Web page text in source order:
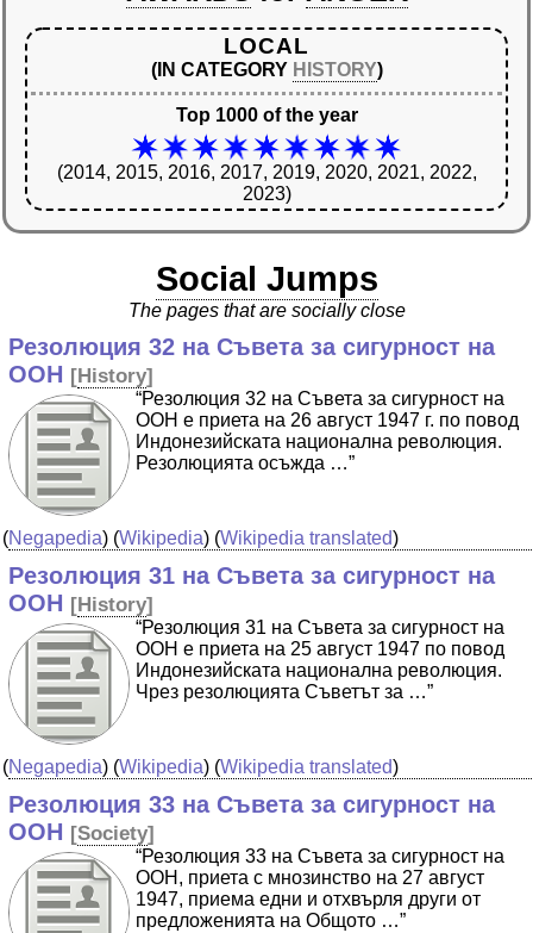
LOCAL
(IN CATEGORY HISTORY)
Top 1000 of the year
(2014, 2015, 2016, 2017, 2019, 2020, 2021, 2022,
2023)
Social Jumps
The pages that are socially close
Резолюция 32 на Съвета за сигурност на
ООН [History]
“Резолюция 32 на Съвета за сигурност на
ООН е приета на 26 август 1947 г. по повод
Индонезийската национална революция.
Резолюцията осъжда …”
(Negapedia) (Wikipedia) (Wikipedia translated)
Резолюция 31 на Съвета за сигурност на
ООН [History]
“Резолюция 31 на Съвета за сигурност на
ООН е приета на 25 август 1947 по повод
Индонезийската национална революция.
Чрез резолюцията Съветът за …”
(Negapedia) (Wikipedia) (Wikipedia translated)
Резолюция 33 на Съвета за сигурност на
ООН [Society]
“Резолюция 33 на Съвета за сигурност на
ООН, приета с мнозинство на 27 август
1947, приема едни и отхвърля други от
предложенията на Общото …”